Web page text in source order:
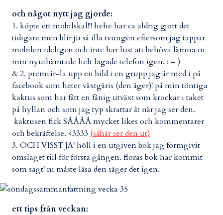
och något nytt jag gjorde:
1. köpte ett mobilskal!!! hehe har ca aldrig gjort det
tidigare men blir ju så illa tvungen eftersom jag tappar
mobilen ideligen och inte har lust att behöva lämna in
min nyuthämtade helt lagade telefon igen. : – )
& 2. premiär-la upp en bild i en grupp jag är med i på
facebook som heter växtgäris (den äger)! på min töntiga
kaktus som har fått en fånig utväxt som krockar i taket
på hyllan och som jag typ skrattar åt när jag ser den.
kaktusen fick SÅÅÅÅ mycket likes och kommentarer
och bekräftelse. <3333 (såhär ser den ut)
3. OCH VISST JA! höll i en utgiven bok jag formgivit
omslaget till för första gången. floras bok har kommit
som sagt! ni måste läsa den säger det igen.
ett tips från veckan: